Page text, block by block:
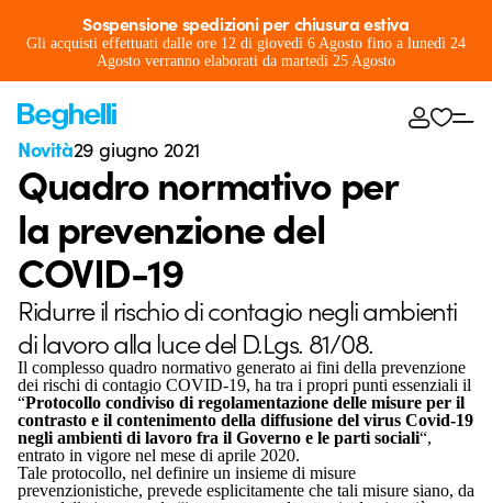
Sospensione spedizioni per chiusura estiva
Gli acquisti effettuati dalle ore 12 di giovedì 6 Agosto fino a lunedì 24
Agosto verranno elaborati da martedì 25 Agosto
Novità29 giugno 2021
Quadro normativo per
la prevenzione del
COVID-19
Ridurre il rischio di contagio negli ambienti
di lavoro alla luce del D.Lgs. 81/08.
Il complesso quadro normativo generato ai fini della prevenzione
dei rischi di contagio COVID-19, ha tra i propri punti essenziali il
“Protocollo condiviso di regolamentazione delle misure per il
contrasto e il contenimento della diffusione del virus Covid-19
negli ambienti di lavoro fra il Governo e le parti sociali“,
entrato in vigore nel mese di aprile 2020.
Tale protocollo, nel definire un insieme di misure
prevenzionistiche, prevede esplicitamente che tali misure siano, da